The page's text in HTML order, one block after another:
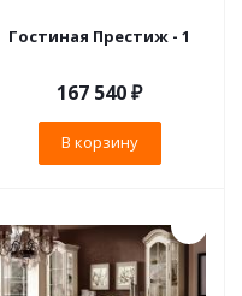
Гостиная Престиж - 1
167 540₽
В корзину